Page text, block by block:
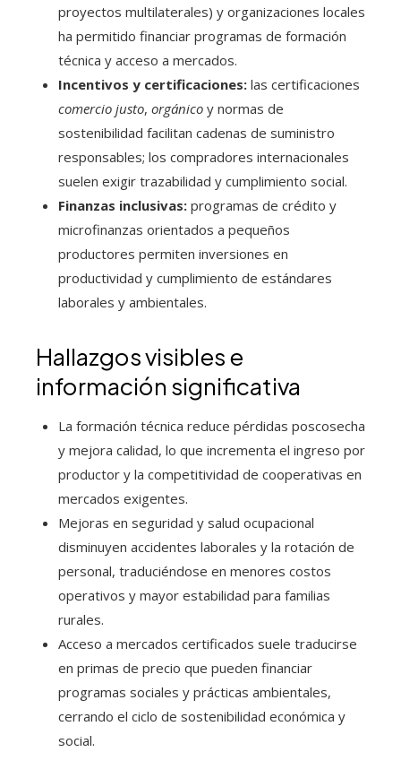
proyectos multilaterales) y organizaciones locales
ha permitido financiar programas de formación
técnica y acceso a mercados.
Incentivos y certificaciones: las certificaciones
comercio justo, orgánico y normas de
sostenibilidad facilitan cadenas de suministro
responsables; los compradores internacionales
suelen exigir trazabilidad y cumplimiento social.
Finanzas inclusivas: programas de crédito y
microfinanzas orientados a pequeños
productores permiten inversiones en
productividad y cumplimiento de estándares
laborales y ambientales.
Hallazgos visibles e
información significativa
La formación técnica reduce pérdidas poscosecha
y mejora calidad, lo que incrementa el ingreso por
productor y la competitividad de cooperativas en
mercados exigentes.
Mejoras en seguridad y salud ocupacional
disminuyen accidentes laborales y la rotación de
personal, traduciéndose en menores costos
operativos y mayor estabilidad para familias
rurales.
Acceso a mercados certificados suele traducirse
en primas de precio que pueden financiar
programas sociales y prácticas ambientales,
cerrando el ciclo de sostenibilidad económica y
social.